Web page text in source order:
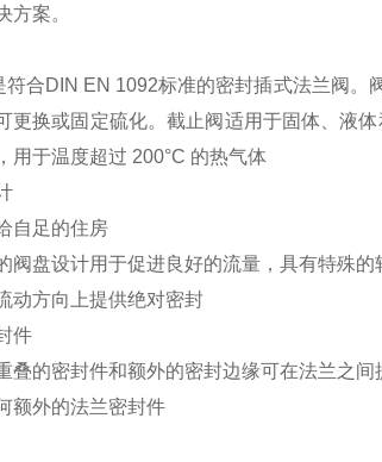
方案。
符合DIN EN 1092标准的密封插式法兰阀
换或固定硫化。截止阀适用于固体、液体
用于温度超过 200°C 的热气体
自足的住房
阀盘设计用于促进良好的流量，具有特殊的
动方向上提供绝对密封
件
叠的密封件和额外的密封边缘可在法兰之间
额外的法兰密封件